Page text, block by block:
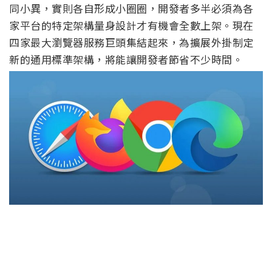
同小異，實則各自形成小圈圈，開發者多半必須為各
家平台的特定架構量身設計才有機會全數上架。現在
四家最大瀏覽器服務巨頭集結起來，為擴展外掛制定
新的通用標準架構，將能讓開發者節省不少時間。